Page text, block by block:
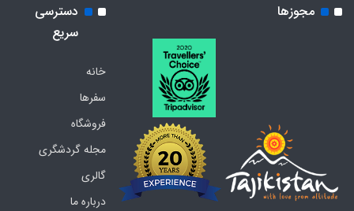
مجوزها
دسترسی
سریع
خانه
سفرها
فروشگاه
مجله گردشگری
گالری
درباره ما